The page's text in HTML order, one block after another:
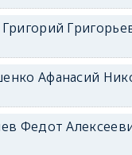
Афанасий
Федот